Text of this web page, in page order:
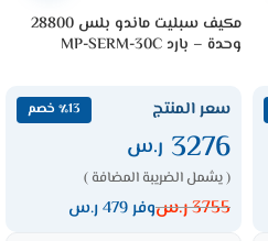
مكيف سبليت ماندو بلس 28800
وحدة – بارد MP-SERM-30C
سعر المنتج ٪13 خصم
3276 ر.س
( يشمل الضريبة المضافة )
3755ر.سوفر 479 ر.س